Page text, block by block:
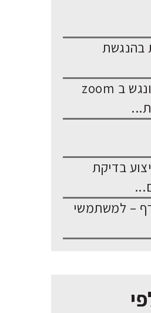
בהנגשת
ניהול והובלת מפגש מונגש ב zoom
בדיקת
– למשתמשי